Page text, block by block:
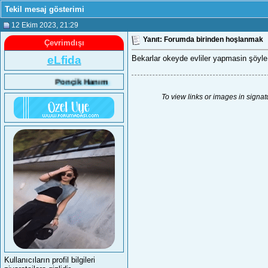
Tekil mesaj gösterimi
12 Ekim 2023 , 21:29
Çevrimdışı
eLfida
Ponçik Hanım
Kullanıcıların profil bilgileri
Yanıt: Forumda birinden hoşlanmak
Bekarlar okeyde evliler yapmasin
To view links or images in